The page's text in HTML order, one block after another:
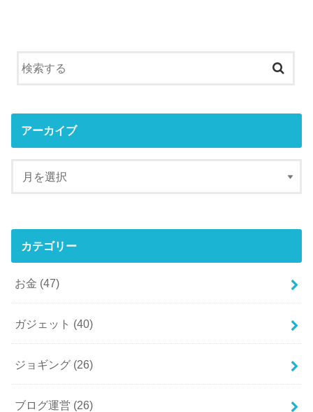
アーカイブ
カテゴリー
お金 (47)
ガジェット (40)
ジョギング (26)
ブログ運営 (26)